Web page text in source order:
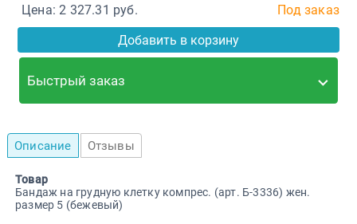
Цена: 2 327.31 руб.
Под заказ
Добавить в корзину
Быстрый заказ
Описание Отзывы
Товар
Бандаж на грудную клетку компрес. (арт. Б-3336) жен.
размер 5 (бежевый)